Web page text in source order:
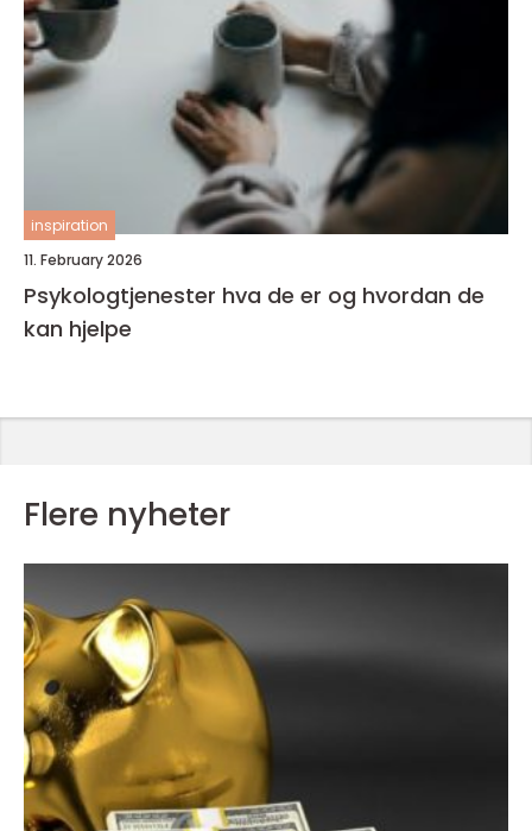
inspiration
11. February 2026
Psykologtjenester hva de er og hvordan de
kan hjelpe
Flere nyheter